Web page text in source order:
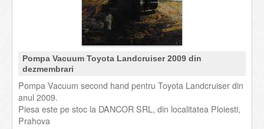
Pompa Vacuum Toyota Landcruiser 2009 din
dezmembrari
Pompa Vacuum second hand pentru Toyota Landcruiser din
anul 2009.
Piesa este pe stoc la DANCOR SRL, din localitatea Ploiesti,
Prahova